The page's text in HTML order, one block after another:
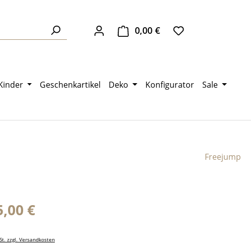
0,00 €Warenkorb enthält 0
Geschenkartikel Deko Konfigurator Sale
Freejump
Preis:
€
zzgl. Versandkosten